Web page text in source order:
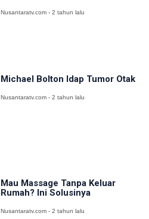
Nusantaratv.com - 2 tahun lalu
Michael Bolton Idap Tumor Otak
Nusantaratv.com - 2 tahun lalu
Mau Massage Tanpa Keluar
Rumah? Ini Solusinya
Nusantaratv.com - 2 tahun lalu